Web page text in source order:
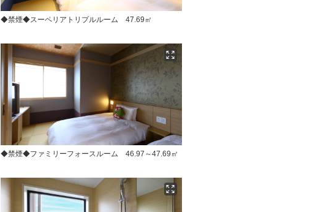
◆禁煙◆スーペリアトリプルルーム 47.69㎡
◆禁煙◆ファミリーフォースルーム 46.97～47.69㎡